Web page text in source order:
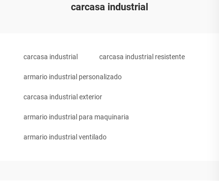
carcasa industrial
carcasa industrial carcasa industrial resistente
armario industrial personalizado
carcasa industrial exterior
armario industrial para maquinaria
armario industrial ventilado